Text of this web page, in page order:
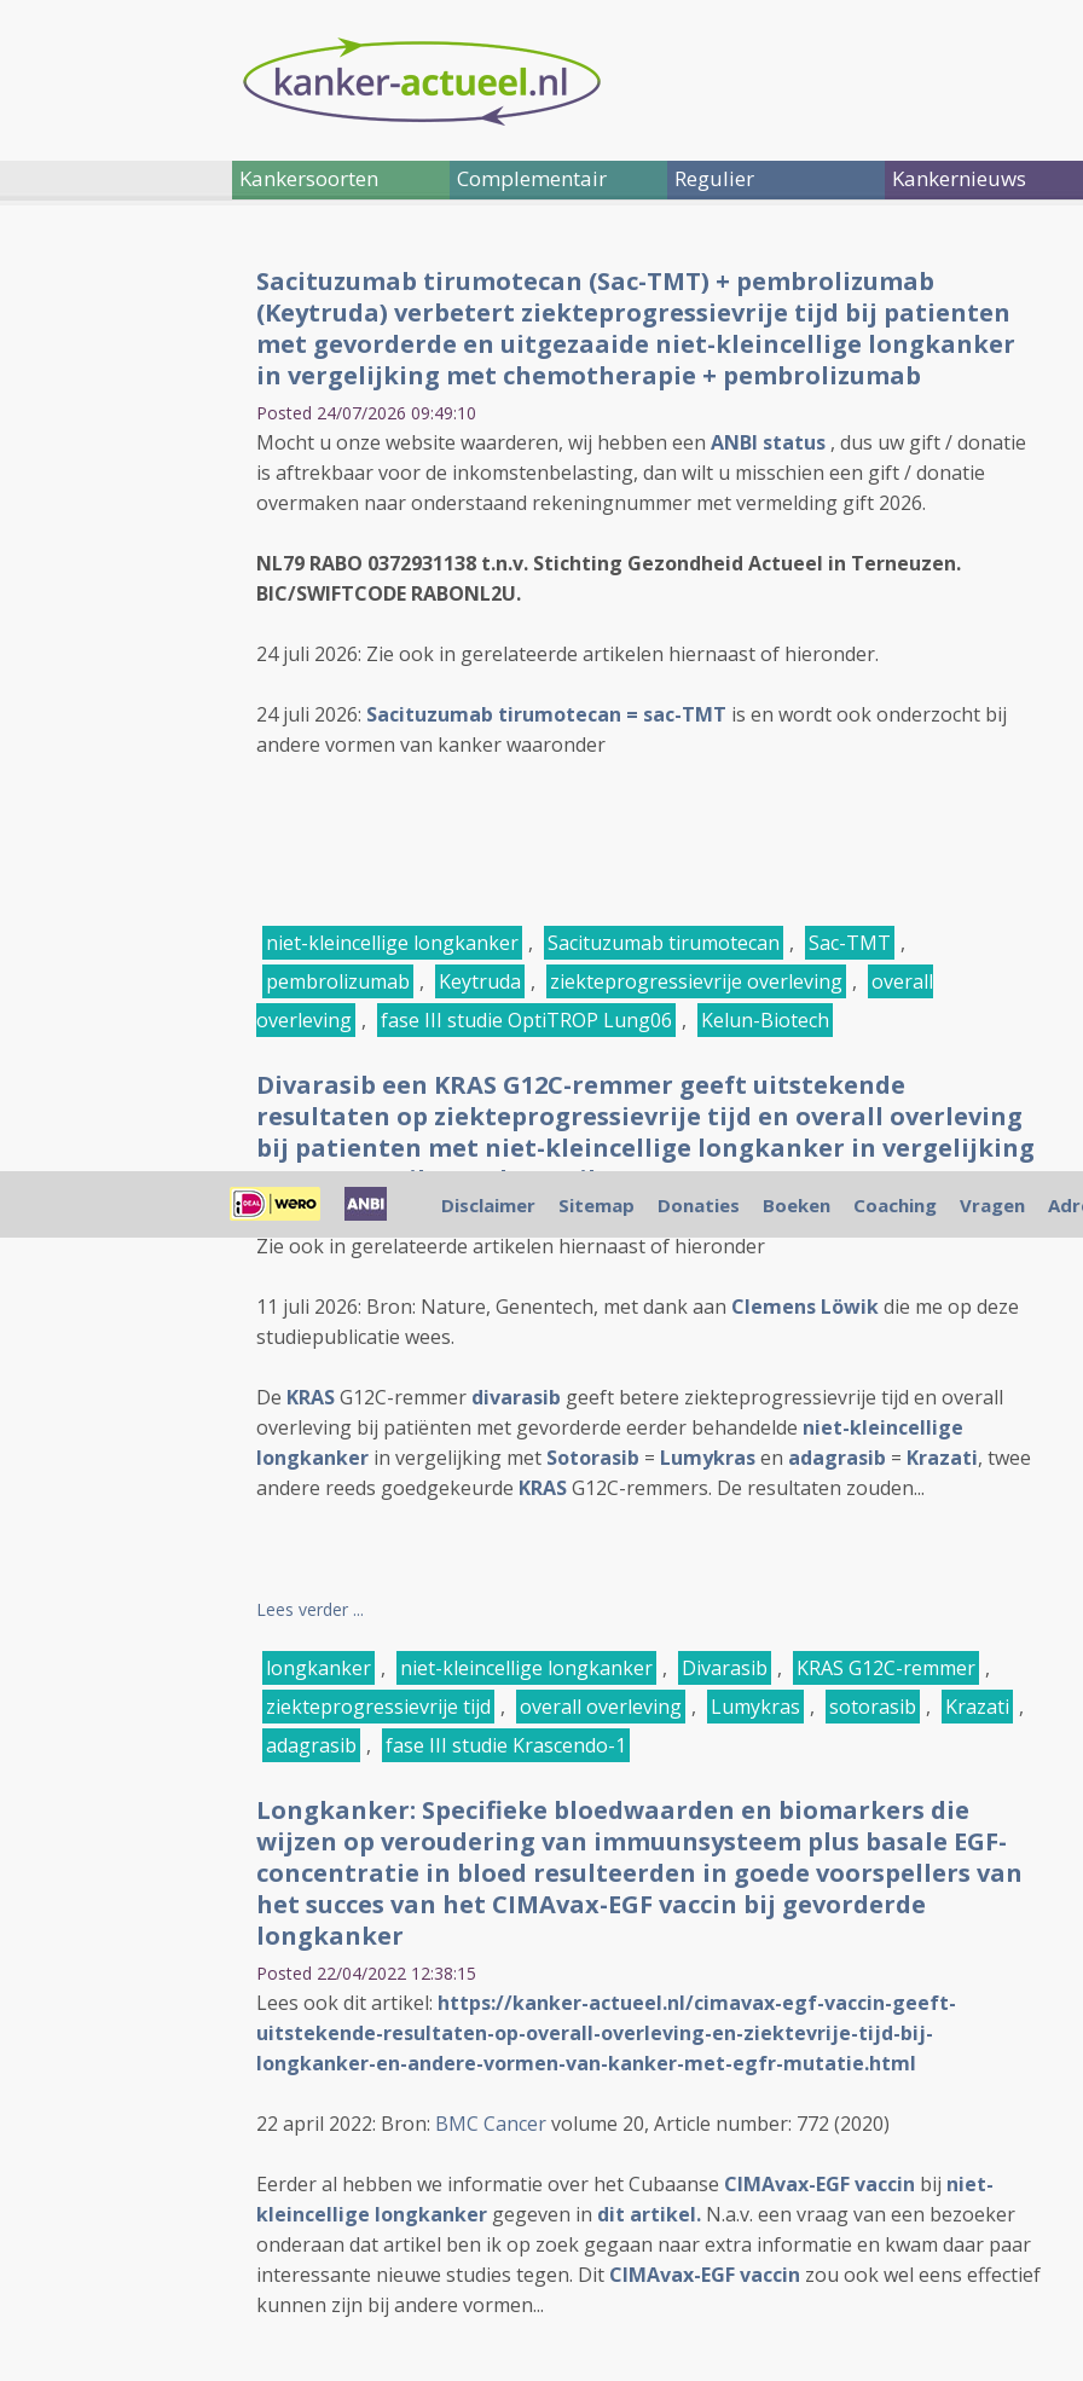
Kankersoorten Complementair Regulier Kankernieuws
Sacituzumab tirumotecan (Sac-TMT) + pembrolizumab
(Keytruda) verbetert ziekteprogressievrije tijd bij patienten
met gevorderde en uitgezaaide niet-kleincellige longkanker
in vergelijking met chemotherapie + pembrolizumab
Posted 24/07/2026 09:49:10
Mocht u onze website waarderen, wij hebben een ANBI status , dus uw gift / donatie
is aftrekbaar voor de inkomstenbelasting, dan wilt u misschien een gift / donatie
overmaken naar onderstaand rekeningnummer met vermelding gift 2026.
NL79 RABO 0372931138 t.n.v. Stichting Gezondheid Actueel in Terneuzen.
BIC/SWIFTCODE RABONL2U.
24 juli 2026: Zie ook in gerelateerde artikelen hiernaast of hieronder.
24 juli 2026: Sacituzumab tirumotecan = sac-TMT is en wordt ook onderzocht bij
andere vormen van kanker waaronder
niet-kleincellige longkanker , Sacituzumab tirumotecan , Sac-TMT ,
pembrolizumab , Keytruda , ziekteprogressievrije overleving , overall
overleving , fase III studie OptiTROP Lung06 , Kelun-Biotech
Divarasib een KRAS G12C-remmer geeft uitstekende
resultaten op ziekteprogressievrije tijd en overall overleving
bij patienten met niet-kleincellige longkanker in vergelijking
met sotorasib en adagrasib
Posted 11/07/2026 08:31:09
Zie ook in gerelateerde artikelen hiernaast of hieronder
11 juli 2026: Bron: Nature, Genentech, met dank aan Clemens Löwikdie me op deze
studiepublicatie wees.
De KRASG12C-remmer divarasib geeft betere ziekteprogressievrije tijd en overall
overleving bij patiënten met gevorderde eerder behandelde niet-kleincellige
longkanker in vergelijking met Sotorasib = Lumykrasen adagrasib = Krazati, twee
andere reeds goedgekeurde KRASG12C-remmers. De resultaten zouden...
Lees verder ...
longkanker , niet-kleincellige longkanker , Divarasib , KRAS G12C-remmer ,
ziekteprogressievrije tijd , overall overleving , Lumykras , sotorasib , Krazati ,
adagrasib , fase III studie Krascendo-1
Longkanker: Specifieke bloedwaarden en biomarkers die
wijzen op veroudering van immuunsysteem plus basale EGF-
concentratie in bloed resulteerden in goede voorspellers van
het succes van het CIMAvax-EGF vaccin bij gevorderde
longkanker
Posted 22/04/2022 12:38:15
Lees ook dit artikel: https://kanker-actueel.nl/cimavax-egf-vaccin-geeft-
uitstekende-resultaten-op-overall-overleving-en-ziektevrije-tijd-bij-
longkanker-en-andere-vormen-van-kanker-met-egfr-mutatie.html
22 april 2022: Bron: BMC Cancervolume 20, Article number: 772 (2020)
Eerder al hebben we informatie over het Cubaanse CIMAvax-EGF vaccin bij niet-
kleincellige longkanker gegeven in dit artikel. N.a.v. een vraag van een bezoeker
onderaan dat artikel ben ik op zoek gegaan naar extra informatie en kwam daar paar
interessante nieuwe studies tegen. Dit CIMAvax-EGF vaccin zou ook wel eens effectief
kunnen zijn bij andere vormen...
Disclaimer Sitemap Donaties Boeken Coaching Vragen